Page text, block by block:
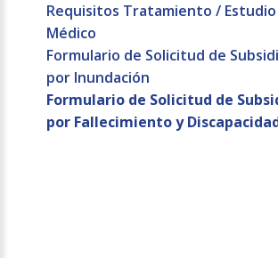
Requisitos Tratamiento / Estudio
Médico
Formulario de Solicitud de
por Inundación
Formulario de Solicitud de
por Fallecimiento y